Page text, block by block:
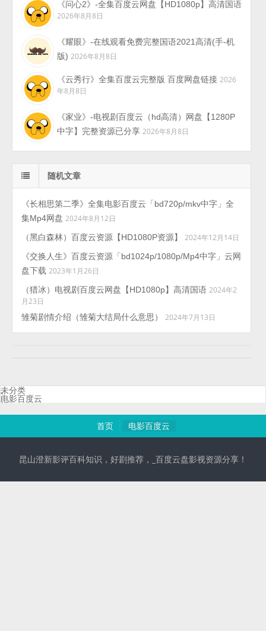
《问心2》-全集百度云网盘【HD1080p】高清国语
2026年8月8日
《耀眼》-在线观看免费完整国语2021高清(手-机
版) 2026年8月8日
《云秀行》全集百度云完整版 百度网盘链接 2026
年8月8日
《家业》-电视剧百度云（hd高清）网盘【1280P
中字】完整资源已分享 2026年8月8日
随机文章
《长相思第二季》全集电影百度云「bd720p/mkv中字」全
集Mp4网盘 2024年8月12日
（黑白森林）百度云资源【HD1080P资源】
2024年12月14日
《交换人生》百度云资源「bd1024p/1080p/Mp4中字」云网
盘下载 2023年1月26日
（猎冰）电视剧百度云网盘【HD1080p】高清国语 2024年2
月23日
雏菊剧情介绍（雏菊大结局什么意思）
2024年7月13日
未分类
电影百度云
首页 电影百度云
昆山澄新影评百科知识，好剧推荐，_百度云盘影视资源分享！